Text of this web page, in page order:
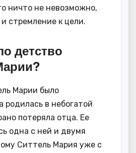
ничто не невозможно,
стремление к цели.
детство
Марии было
родилась в небогатой
потеряла отца. Ее
одна с ней и двумя
Ситтель Мария уже с